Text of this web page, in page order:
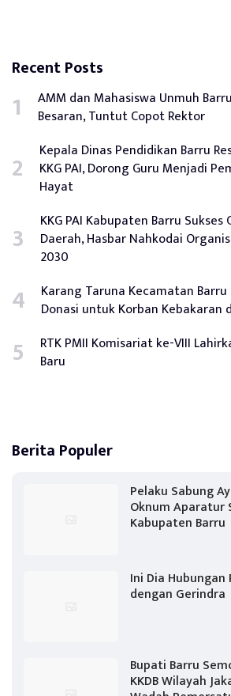
Recent Posts
AMM dan Mahasiswa Unmuh
Besaran, Tuntut Copot Rektor
Kepala Dinas Pendidikan Barru
KKG PAI, Dorong Guru Menjadi
Hayat
KKG PAI Kabupaten Barru
Daerah, Hasbar Nahkodai
2030
Karang Taruna Kecamatan
Donasi untuk Korban Kebakaran
RTK PMII Komisariat ke-VIII
Baru
Berita Populer
Pelaku Sabung
Oknum Aparatur
Kabupaten Barru
Ini Dia
dengan Gerindra
Bupati Barru
KKDB Wilayah